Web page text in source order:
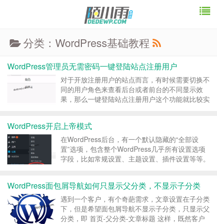
分类：WordPress基础教程
WordPress管理员无需密码一键登陆站点注册用户
对于开放注册用户的站点而言，有时候需要切换不
同的用户角色来查看后台或者前台的不同显示效
果，那么一键登陆站点注册用户这个功能就比较实
WordPress管理员无需密码一键登陆站点注册用
户...
WordPress开启上帝模式
在WordPress后台，有一个默认隐藏的“全部设
置”选项，包含整个WordPress几乎所有设置选项
字段，比如常规设置、主题设置、插件设置等等。
前主题的 functio...
WordPress面包屑导航如何只显示父分类，不显示子分类
遇到一个客户，有个奇葩需求，文章设置在子分类
下，但是希望面包屑导航不显示子分类，只显示父
分类，即 首页-父分类-文章标题 这样，既然客户